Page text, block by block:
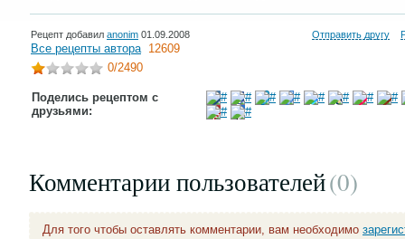
Рецепт добавил anonim 01.09.2008 Отправить другу
Все рецепты автора 12609
0/2490
Поделись рецептом с
друзьями:
Комментарии пользователей(0)
Для того чтобы оставлять комментарии, вам необходимо